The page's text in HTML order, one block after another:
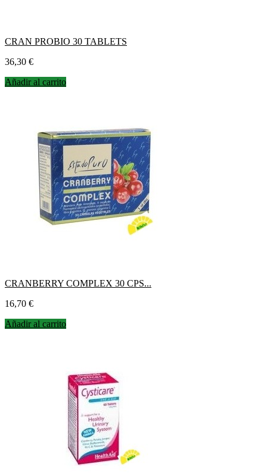
CRAN PROBIO 30 TABLETS
Precio
36,30 €
Añadir al carrito
CRANBERRY COMPLEX 30 CPS...
Precio
16,70 €
Añadir al carrito